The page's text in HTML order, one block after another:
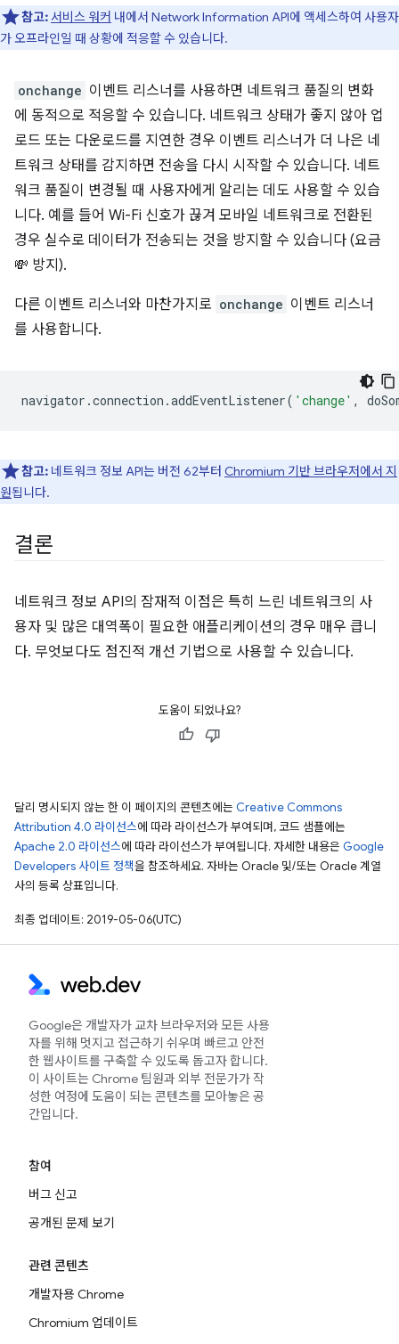
참고: 서비스 워커 내에서 Network Information API에 액세스하여 사용자
가 오프라인일 때 상황에 적응할 수 있습니다.
onchange 이벤트 리스너를 사용하면 네트워크 품질의 변화
에 동적으로 적응할 수 있습니다. 네트워크 상태가 좋지 않아 업
로드 또는 다운로드를 지연한 경우 이벤트 리스너가 더 나은 네
트워크 상태를 감지하면 전송을 다시 시작할 수 있습니다. 네트
워크 품질이 변경될 때 사용자에게 알리는 데도 사용할 수 있습
니다. 예를 들어 Wi-Fi 신호가 끊겨 모바일 네트워크로 전환된
경우 실수로 데이터가 전송되는 것을 방지할 수 있습니다 (요금
💸 방지).
다른 이벤트 리스너와 마찬가지로 onchange 이벤트 리스너
를 사용합니다.
navigator .connection .addEventListener( 'change' ,
참고: 네트워크 정보 API는 버전 62부터 Chromium 기반 브라우저에서 지
원됩니다.
결론
네트워크 정보 API의 잠재적 이점은 특히 느린 네트워크의 사
용자 및 많은 대역폭이 필요한 애플리케이션의 경우 매우 큽니
다. 무엇보다도 점진적 개선 기법으로 사용할 수 있습니다.
도움이 되었나요?
달리 명시되지 않는 한 이 페이지의 콘텐츠에는 Creative Commons
Attribution 4.0 라이선스에 따라 라이선스가 부여되며, 코드 샘플에는
Apache 2.0 라이선스에 따라 라이선스가 부여됩니다. 자세한 내용은 Google
Developers 사이트 정책을 참조하세요. 자바는 Oracle 및/또는 Oracle 계열
사의 등록 상표입니다.
최종 업데이트: 2019-05-06(UTC)
Google은 개발자가 교차 브라우저와 모든 사용
자를 위해 멋지고 접근하기 쉬우며 빠르고 안전
한 웹사이트를 구축할 수 있도록 돕고자 합니다.
이 사이트는 Chrome 팀원과 외부 전문가가 작
성한 여정에 도움이 되는 콘텐츠를 모아놓은 공
간입니다.
참여
버그 신고
공개된 문제 보기
관련 콘텐츠
개발자용 Chrome
Chromium 업데이트